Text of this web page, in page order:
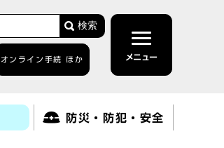
検索
オンライン手続 ほか メニュー
防災・防犯・安全